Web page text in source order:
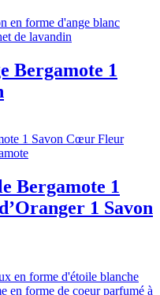
Bergamote 1
Bergamote 1
1 Savon